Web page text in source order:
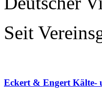
Seit
Eckert & Engert Kälte-